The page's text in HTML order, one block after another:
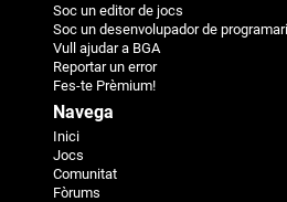
Soc un editor de jocs
Soc un desenvolupador de programari
Vull ajudar a BGA
Reportar un error
Fes-te Prèmium!
Navega
Inici
Jocs
Comunitat
Fòrums